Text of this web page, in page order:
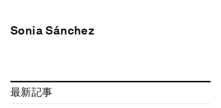
Sonia Sánchez
最新記事